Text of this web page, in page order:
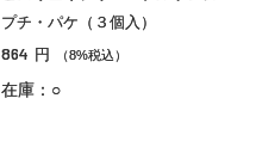
プチ・パケ（３個入）
864 円 （8%税込）
在庫：○